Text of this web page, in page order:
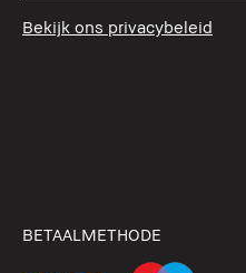
Bekijk ons privacybeleid
BETAALMETHODE